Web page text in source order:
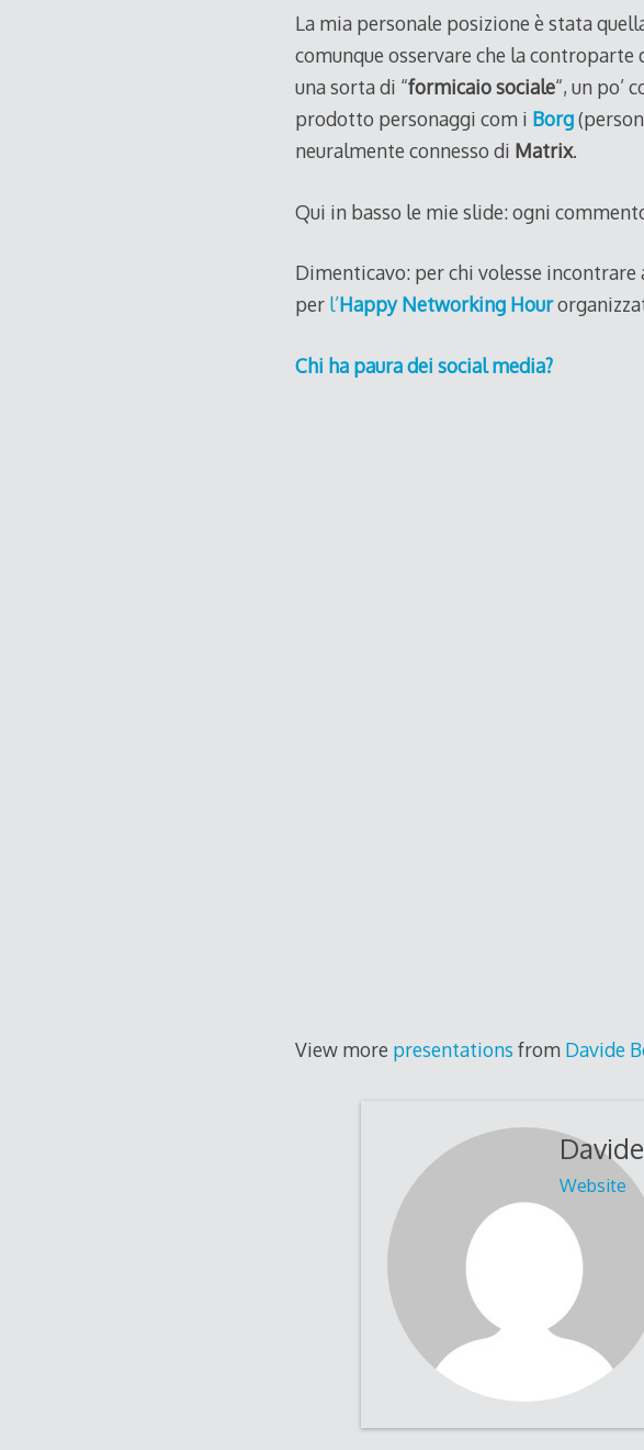
La mia personale posizione è stata
comunque osservare che la
una sorta di “formicaio sociale“, un po’
prodotto personaggi com i Borg
neuralmente connesso di Matrix.
Qui in basso le mie slide: ogni
Dimenticavo: per chi volesse
per l’Happy Networking Hour
Chi ha paura dei social media?
View more presentations from Davide
Website